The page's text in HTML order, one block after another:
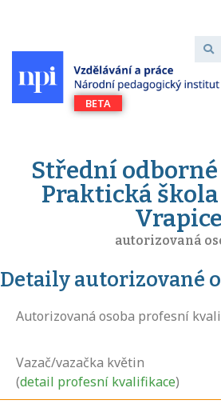
Střední
Praktická
Vrapice
autorizovaná
Detaily autorizované
Autorizovaná osoba profesní
Vazač/vazačka květin
(detail profesní kvalifikace)